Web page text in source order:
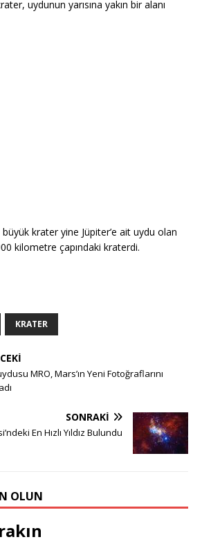
uydunun yarısına yakın bir alanı
krater yine Jüpiter’e ait uydu olan
kilometre çapındaki kraterdi.
KRATER
MRO, Mars’ın Yeni Fotoğraflarını
SONRAKI
En Hızlı Yıldız Bulundu
OLUN